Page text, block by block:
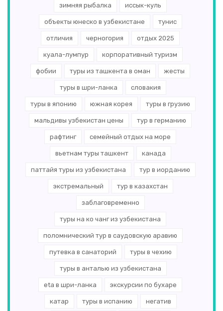
зимняя рыбалка иссык-куль
объекты юнеско в узбекистане тунис
отличия черногория отдых 2025
куала-лумпур корпоративный туризм
фобии туры из ташкента в оман жесты
туры в шри-ланка словакия
туры в японию южная корея туры в грузию
мальдивы узбекистан цены тур в германию
рафтинг семейный отдых на море
вьетнам туры ташкент канада
паттайя туры из узбекистана тур в иорданию
экстремальный тур в казахстан
заблаговременно
туры на ко чанг из узбекистана
поломнический тур в саудовскую аравию
путевка в санаторий туры в чехию
туры в анталью из узбекистана
eta в шри-ланка экскурсии по бухаре
катар туры в испанию негатив